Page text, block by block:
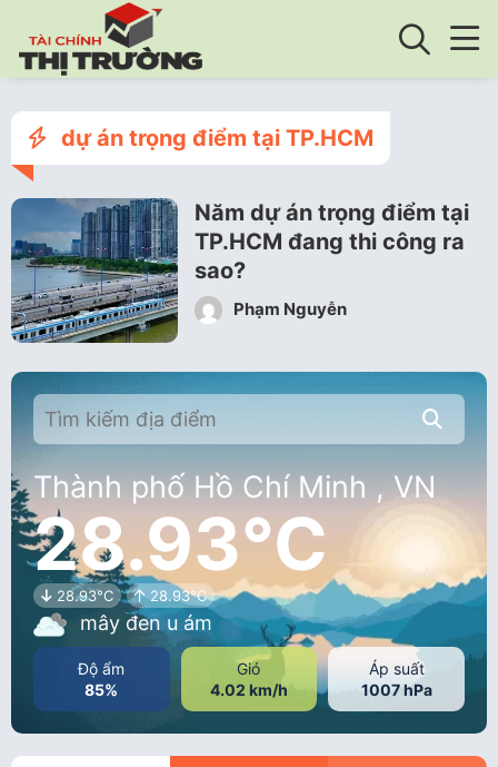
dự án trọng điểm tại TP.HCM
Năm dự án trọng điểm tại
TP.HCM đang thi công ra
sao?
Phạm Nguyễn
Thành phố Hồ Chí Minh , VN
28.93°C
28.93°C 28.93°C
mây đen u ám
Độ ẩm
85%
Gió
4.02 km/h
Áp suất
1007 hPa